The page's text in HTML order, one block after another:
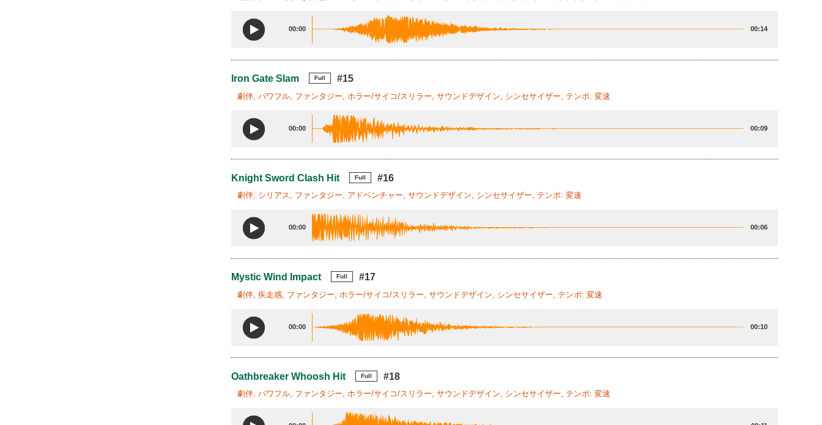
00:00 00:14
Iron Gate Slam Full #15
劇伴, パワフル, ファンタジー, ホラー/サイコ/スリラー, サウンドデザイン, シンセサイザー, テンポ: 変速
00:00 00:09
Knight Sword Clash Hit Full #16
劇伴, シリアス, ファンタジー, アドベンチャー, サウンドデザイン, シンセサイザー, テンポ: 変速
00:00 00:06
Mystic Wind Impact Full #17
劇伴, 疾走感, ファンタジー, ホラー/サイコ/スリラー, サウンドデザイン, シンセサイザー, テンポ: 変速
00:00 00:10
Oathbreaker Whoosh Hit Full #18
劇伴, パワフル, ファンタジー, ホラー/サイコ/スリラー, サウンドデザイン, シンセサイザー, テンポ: 変速